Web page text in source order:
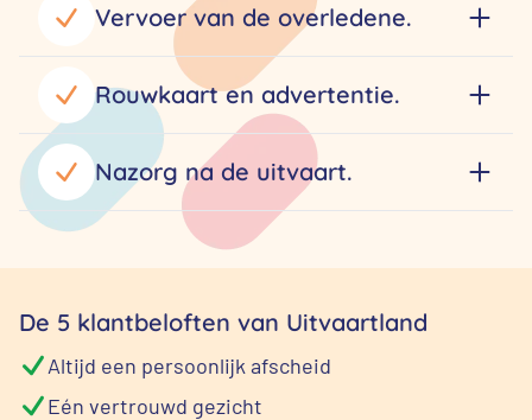
Vervoer van de overledene.
Rouwkaart en advertentie.
Nazorg na de uitvaart.
De 5 klantbeloften van Uitvaartland
Altijd een persoonlijk afscheid
Eén vertrouwd gezicht